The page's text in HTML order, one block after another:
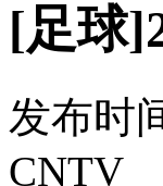
[足球
发布时
CNTV